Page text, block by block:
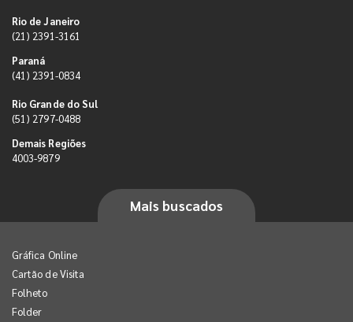
Rio de Janeiro
(21) 2391-3161
Paraná
(41) 2391-0834
Rio Grande do Sul
(51) 2797-0488
Demais Regiões
4003-9879
Mais buscados
Gráfica Online
Cartão de Visita
Folheto
Folder